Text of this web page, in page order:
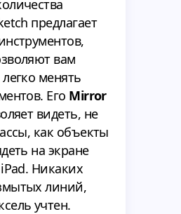
предлагает
вам
менять
Его Mirror
видеть, не
как объекты
на экране
Никаких
линий,
учтен.